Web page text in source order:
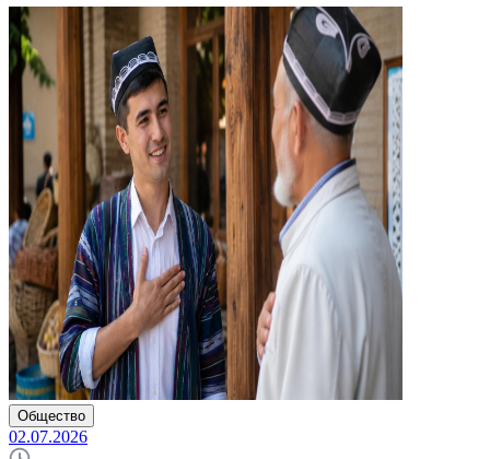
Общество
02.07.2026